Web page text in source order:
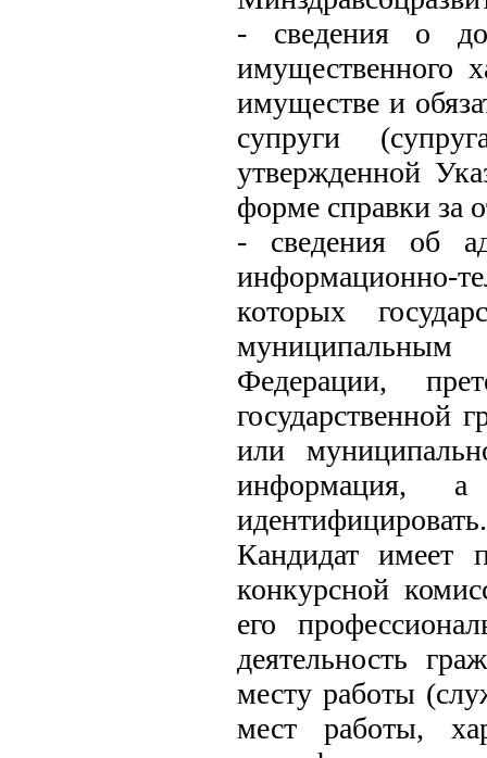
- сведения о
имущественного
имуществе и
супруги
утвержденной
форме справки за
- сведения об
информационно-
которых
Федерации,
государственной
или
информация,
идентифицировать.
Кандидат имеет
конкурсной
его
деятельность
месту работы
мест работы,